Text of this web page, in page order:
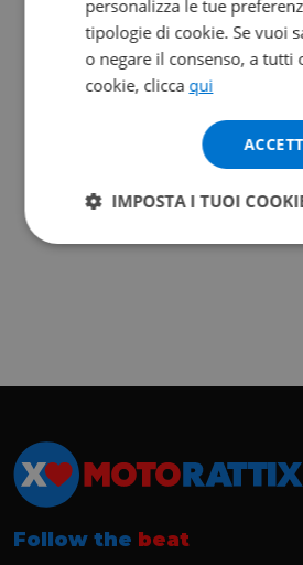
Follow the beat
personalizza le tue
tipologie di cookie. Se vuoi
o negare il consenso, a tutti
cookie, clicca qui
IMPOSTA I TUOI